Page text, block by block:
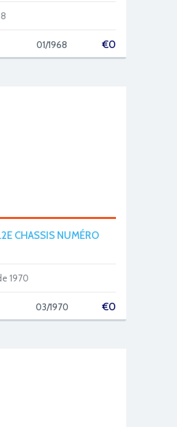
€0
01/1968
CHASSIS NUMÉRO
1970
€0
03/1970